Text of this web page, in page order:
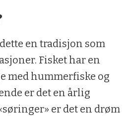
en tradisjon som
Fisket har en
med hummerfiske og
er det en årlig
er det en drøm